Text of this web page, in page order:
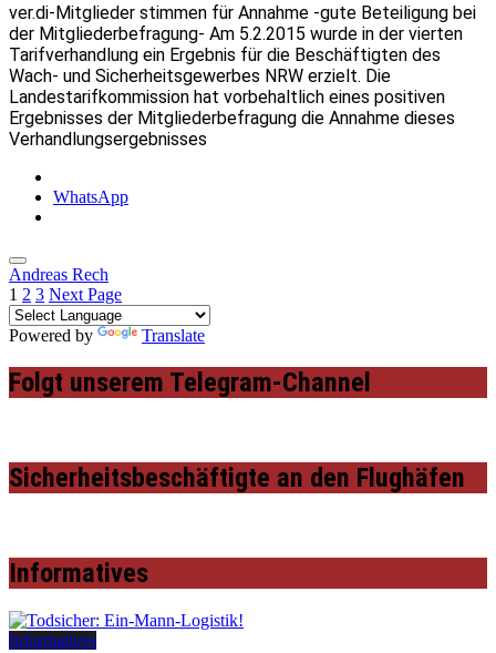
ver.di-Mitglieder stimmen für Annahme -gute Beteiligung bei
der Mitgliederbefragung- Am 5.2.2015 wurde in der vierten
Tarifverhandlung ein Ergebnis für die Beschäftigten des
Wach- und Sicherheitsgewerbes NRW erzielt. Die
Landestarifkommission hat vorbehaltlich eines positiven
Ergebnisses der Mitgliederbefragung die Annahme dieses
Verhandlungsergebnisses
WhatsApp
Andreas Rech
1 2 3 Next Page
Powered by Translate
Folgt unserem Telegram-Channel
Sicherheitsbeschäftigte an den Flughäfen
Informatives
Informatives